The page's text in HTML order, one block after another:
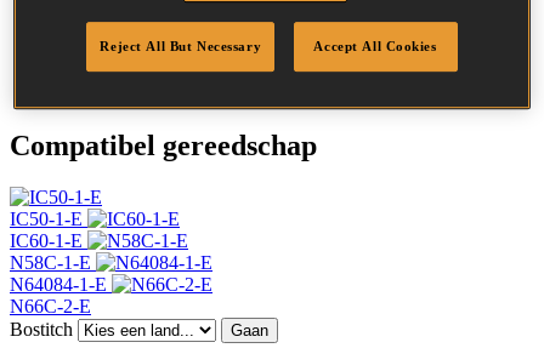
Hoeveelheid per box 24500
DoP
DOP-EU_20_RRB
Compatibel gereedschap
IC50-1-E
IC60-1-E
N58C-1-E
N64084-1-E
N66C-2-E
Bostitch
Gaan
Reject All But Necessary Accept All Cookies